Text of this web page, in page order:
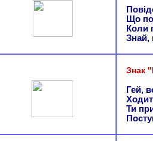
Що
Коли
Знай,
Знак
Гей,
Ти